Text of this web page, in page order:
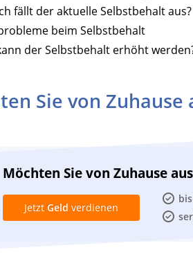
fällt der aktuelle Selbstbehalt aus?
beim Selbstbehalt
der Selbstbehalt erhöht
Sie von Zuhause
Möchten Sie von Zuhause
Jetzt Geld verdienen